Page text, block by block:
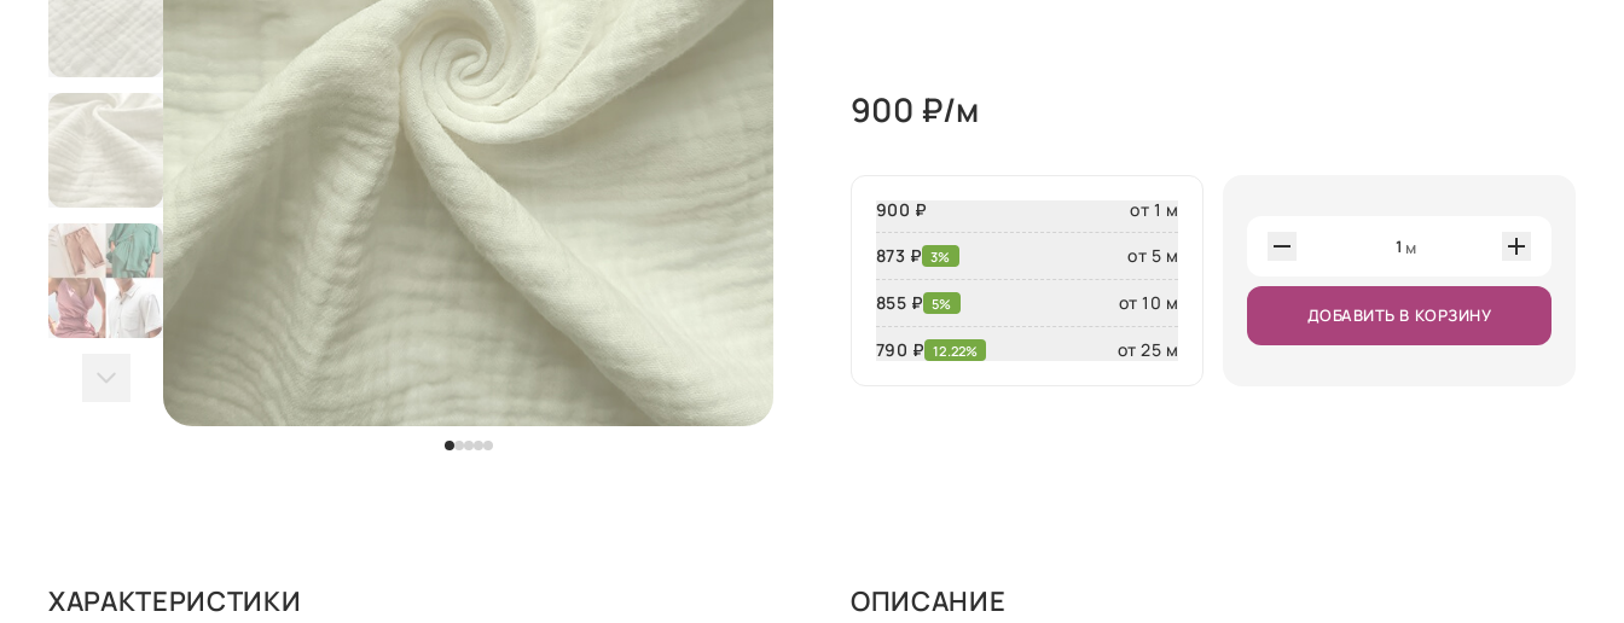
900 ₽/м
900 ₽
от 1 м
873 ₽ 3% от 5 м
855 ₽ 5% от 10 м
790 ₽ 12.22% от 25 м
1 м
ДОБАВИТЬ В КОРЗИНУ
ХАРАКТЕРИСТИКИ ОПИСАНИЕ